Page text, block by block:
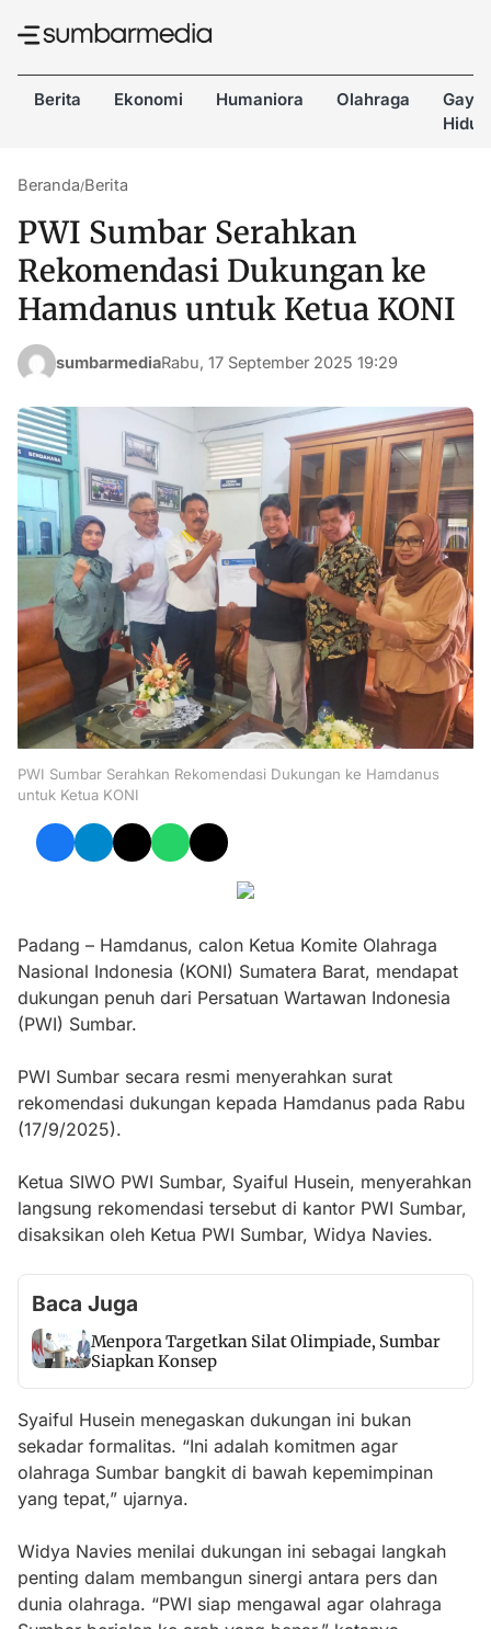
Berita Ekonomi Humaniora Olahraga
Gaya
Hidup
Beranda/Berita
PWI Sumbar Serahkan
Rekomendasi Dukungan ke
Hamdanus untuk Ketua KONI
sumbarmediaRabu, 17 September 2025 19:29
PWI Sumbar Serahkan Rekomendasi Dukungan ke Hamdanus
untuk Ketua KONI
Padang – Hamdanus, calon Ketua Komite Olahraga
Nasional Indonesia (KONI) Sumatera Barat, mendapat
dukungan penuh dari Persatuan Wartawan Indonesia
(PWI) Sumbar.
PWI Sumbar secara resmi menyerahkan surat
rekomendasi dukungan kepada Hamdanus pada Rabu
(17/9/2025).
Ketua SIWO PWI Sumbar, Syaiful Husein, menyerahkan
langsung rekomendasi tersebut di kantor PWI Sumbar,
disaksikan oleh Ketua PWI Sumbar, Widya Navies.
Baca Juga
Menpora Targetkan Silat Olimpiade, Sumbar
Siapkan Konsep
Syaiful Husein menegaskan dukungan ini bukan
sekadar formalitas. “Ini adalah komitmen agar
olahraga Sumbar bangkit di bawah kepemimpinan
yang tepat,” ujarnya.
Widya Navies menilai dukungan ini sebagai langkah
penting dalam membangun sinergi antara pers dan
dunia olahraga. “PWI siap mengawal agar olahraga